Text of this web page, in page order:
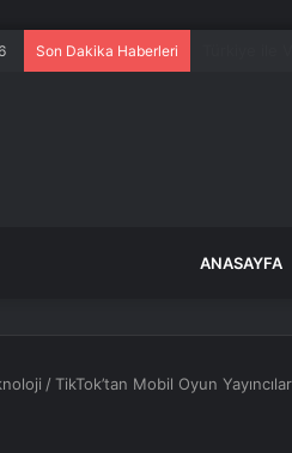
Son Dakika Haberleri
ANASAYFA
/TikTok’tan Mobil Oyun